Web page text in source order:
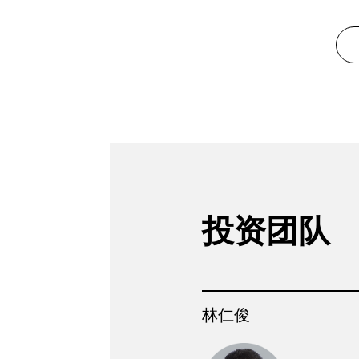
投资团队
林仁俊